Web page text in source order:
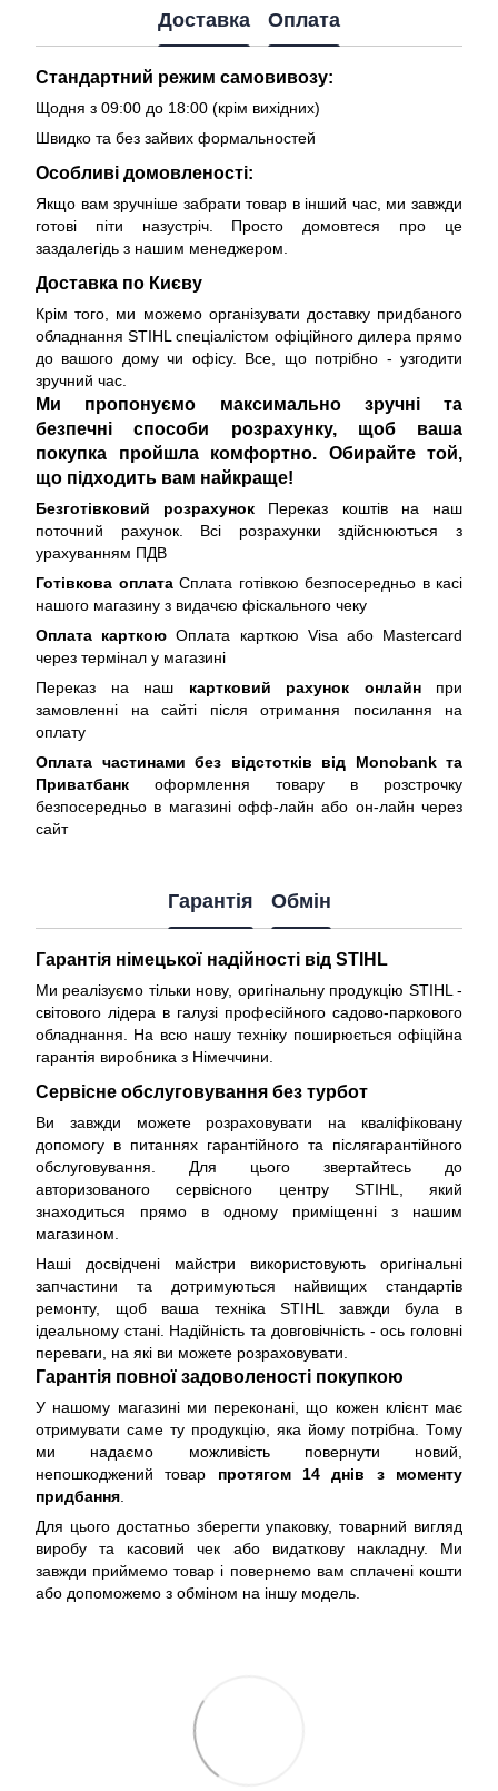
Доставка Оплата
Стандартний режим самовивозу:
Щодня з 09:00 до 18:00 (крім вихідних)
Швидко та без зайвих формальностей
Особливі домовленості:
Якщо вам зручніше забрати товар в інший час, ми завжди
готові піти назустріч. Просто домовтеся про це
заздалегідь з нашим менеджером.
Доставка по Києву
Крім того, ми можемо організувати доставку придбаного
обладнання STIHL спеціалістом офіційного дилера прямо
до вашого дому чи офісу. Все, що потрібно - узгодити
зручний час.
Ми пропонуємо максимально зручні та
безпечні способи розрахунку, щоб ваша
покупка пройшла комфортно. Обирайте той,
що підходить вам найкраще!
Безготівковий розрахунок Переказ коштів на наш
поточний рахунок. Всі розрахунки здійснюються з
урахуванням ПДВ
Готівкова оплатаСплата готівкою безпосередньо в касі
нашого магазину з видачєю фіскального чеку
Оплата карткою Оплата карткою Visa або Mastercard
через термінал у магазині
Переказ на наш картковий рахунок онлайнпри
замовленні на сайті після отримання посилання на
оплату
Оплата частинами без відстотків від Monobank та
Приватбанк оформлення товару в розстрочку
безпосередньо в магазині офф-лайн або он-лайн через
сайт
Гарантія Обмін
Гарантія німецької надійності від STIHL
Ми реалізуємо тільки нову, оригінальну продукцію STIHL -
світового лідера в галузі професійного садово-паркового
обладнання. На всю нашу техніку поширюється офіційна
гарантія виробника з Німеччини
Сервісне обслуговування без турбот
Ви завжди можете розраховувати на кваліфіковану
допомогу в питаннях гарантійного та післягарантійного
обслуговування. Для цього звертайтесь до
авторизованого сервісного центру STIHL, який
знаходиться прямо в одному приміщенні з нашим
магазином.
Наші досвідчені майстри використовують оригінальні
запчастини та дотримуються найвищих стандартів
ремонту, щоб ваша техніка STIHL завжди була в
ідеальному стані. Надійність та довговічність - ось головні
переваги, на які ви можете розраховувати.
Гарантія повної задоволеності покупкою
У нашому магазині ми переконані, що кожен клієнт має
отримувати саме ту продукцію, яка йому потрібна. Тому
ми надаємо можливість повернути новий,
непошкоджений товар протягом 14 днів з моменту
придбання
Для цього достатньо зберегти упаковку, товарний вигляд
виробу та касовий чек або видаткову накладну. Ми
завжди приймемо товар і повернемо вам сплачені кошти
або допоможемо з обміном на іншу модель.